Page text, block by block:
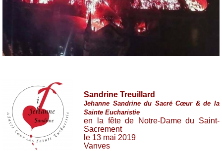
Sandrine Treuillard
Jehanne Sandrine du Sacré Cœur & de la
Sainte Eucharistie
en la fête de Notre-Dame du Saint-
Sacrement
le 13 mai 2019
Vanves